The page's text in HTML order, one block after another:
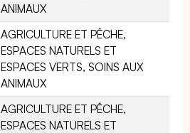
ANIMAUX
AGRICULTURE ET PÊCHE,
ESPACES NATURELS ET
ESPACES VERTS, SOINS AUX
ANIMAUX
AGRICULTURE ET PÊCHE,
ESPACES NATURELS ET